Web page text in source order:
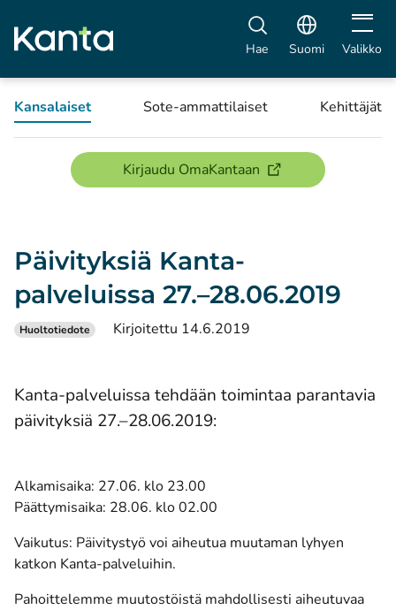
Hae Suomi Avaa
Valikko
Kansalaiset Sote-ammattilaiset Kehittäjät
Kirjaudu OmaKantaan(avautuu uuteen
Päivityksiä Kanta-
palveluissa 27.–28.06.2019
Huoltotiedote Kirjoitettu 14.6.2019
Kanta-palveluissa tehdään toimintaa parantavia
päivityksiä 27.–28.06.2019:
Alkamisaika: 27.06. klo 23.00
Päättymisaika: 28.06. klo 02.00
Vaikutus: Päivitystyö voi aiheutua muutaman lyhyen
katkon Kanta-palveluihin.
Pahoittelemme muutostöistä mahdollisesti aiheutuvaa